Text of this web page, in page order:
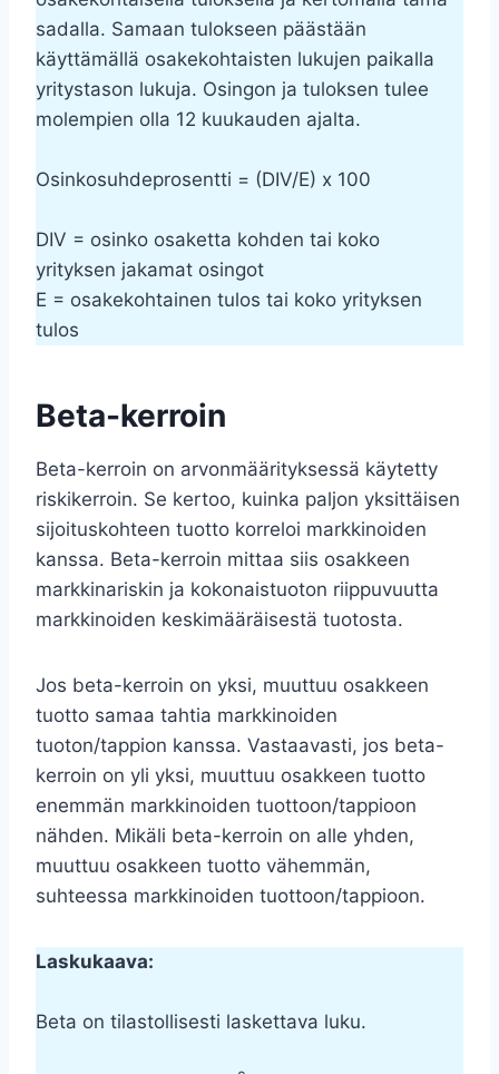
sadalla. Samaan tulokseen päästään
käyttämällä osakekohtaisten lukujen paikalla
yritystason lukuja. Osingon ja tuloksen tulee
molempien olla 12 kuukauden ajalta.
Osinkosuhdeprosentti = (DIV/E) x 100
DIV = osinko osaketta kohden tai koko
yrityksen jakamat osingot
E = osakekohtainen tulos tai koko yrityksen
tulos
Beta-kerroin
Beta-kerroin on arvonmäärityksessä käytetty
riskikerroin. Se kertoo, kuinka paljon yksittäisen
sijoituskohteen tuotto korreloi markkinoiden
kanssa. Beta-kerroin mittaa siis osakkeen
markkinariskin ja kokonaistuoton riippuvuutta
markkinoiden keskimääräisestä tuotosta.
Jos beta-kerroin on yksi, muuttuu osakkeen
tuotto samaa tahtia markkinoiden
tuoton/tappion kanssa. Vastaavasti, jos beta-
kerroin on yli yksi, muuttuu osakkeen tuotto
enemmän markkinoiden tuottoon/tappioon
nähden. Mikäli beta-kerroin on alle yhden,
muuttuu osakkeen tuotto vähemmän,
suhteessa markkinoiden tuottoon/tappioon.
Laskukaava:
Beta on tilastollisesti laskettava luku.